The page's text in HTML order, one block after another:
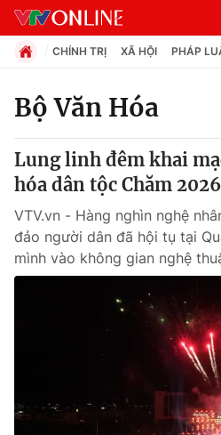
Chuyên mục
Chính trị
Xã hội
Pháp luật
Tin tức
CHÍNH TRỊ XÃ HỘI PHÁP
Bộ Văn Hóa
Lung linh đêm khai
hóa dân tộc Chăm 2026
VTV.vn - Hàng nghìn nghệ
đảo người dân đã hội tụ tại
mình vào không gian nghệ